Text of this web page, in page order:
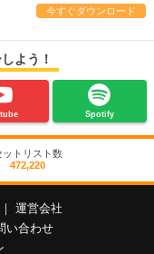
今すぐダウンロード
よう！
Spotify
ットリスト数
472,220
運営会社
い合わせ